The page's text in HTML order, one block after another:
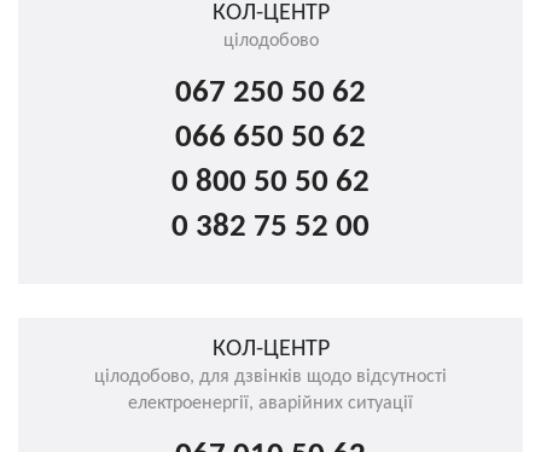
КОЛ-ЦЕНТР
цілодобово
067 250 50 62
066 650 50 62
0 800 50 50 62
0 382 75 52 00
КОЛ-ЦЕНТР
цілодобово, для дзвінків щодо відсутності
електроенергії, аварійних ситуації